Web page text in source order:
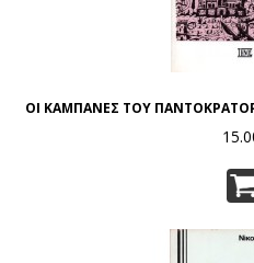
ΟΙ ΚΑΜΠΑΝΕΣ ΤΟΥ